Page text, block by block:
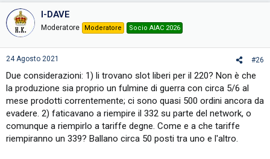
I-DAVE
Moderatore Moderatore Socio AIAC 2026
24 Agosto 2021 #26
Due considerazioni: 1) li trovano slot liberi per il 220? Non è che
la produzione sia proprio un fulmine di guerra con circa 5/6 al
mese prodotti correntemente; ci sono quasi 500 ordini ancora da
evadere. 2) faticavano a riempire il 332 su parte del network, o
comunque a riempirlo a tariffe degne. Come e a che tariffe
riempiranno un 339? Ballano circa 50 posti tra uno e l'altro.